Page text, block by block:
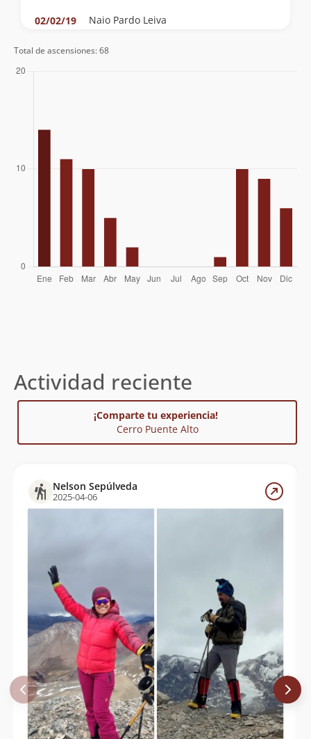
02/02/19 Naio Pardo Leiva
08/04/18 Paolo David Alarcón Mardones
Tomas Castro
Paulo Silva, Ricardo Navarro, Juan
Bustamante (Grupo Kiñewen)
11/11/12
Zdzislaw Czarnecki
30/01/11 Cecilia Martínez
29/03/09
Beatriz Andrea Delgado Fonfach
Gabriel Muñoz
Total de ascensiones: 68
Actividad reciente
¡Comparte tu experiencia!
Cerro Puente Alto
Nelson Sepúlveda
2025-04-06